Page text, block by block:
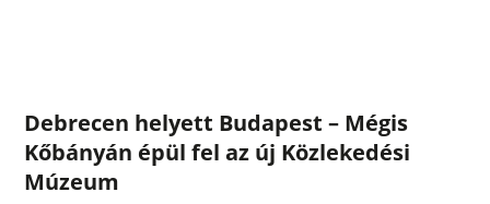
Debrecen helyett Budapest – Mégis
Kőbányán épül fel az új Közlekedési
Múzeum